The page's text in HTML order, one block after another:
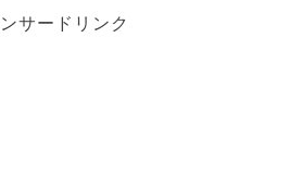
サードリンク